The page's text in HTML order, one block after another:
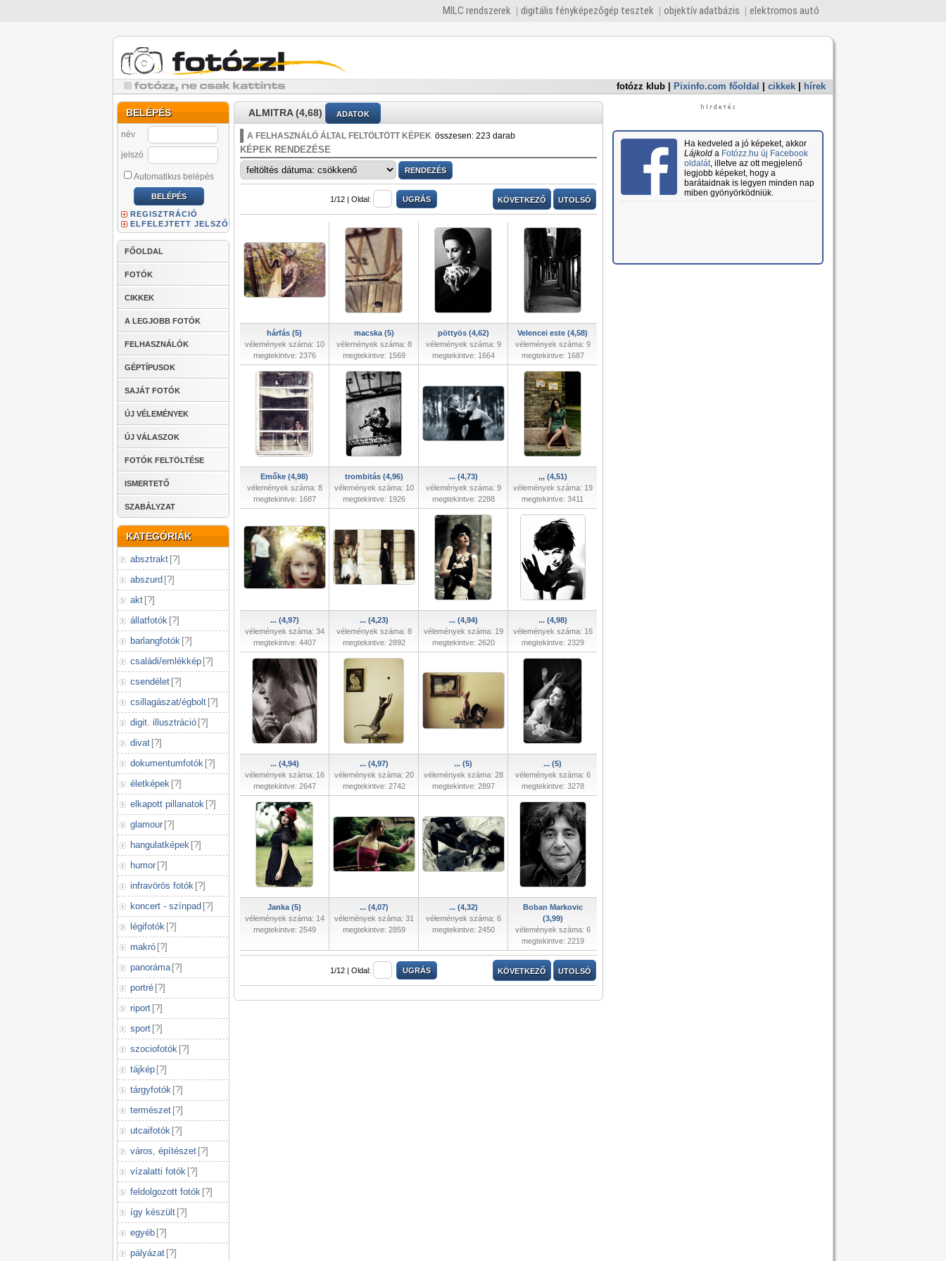
MILC rendszerek digitális fényképezőgép tesztek objektív adatbázis elektromos autó
fotózz klub Pixinfo.com főoldal cikkek hírek
BELÉPÉS
név
jelszó
Automatikus belépés
REGISZTRÁCIÓ
ELFELEJTETT JELSZÓ
FŐOLDAL
FOTÓK
CIKKEK
A LEGJOBB FOTÓK
FELHASZNÁLÓK
GÉPTÍPUSOK
SAJÁT FOTÓK
ÚJ VÉLEMÉNYEK
ÚJ VÁLASZOK
FOTÓK FELTÖLTÉSE
ISMERTETŐ
SZABÁLYZAT
KATEGÓRIÁK
absztrakt [?]
abszurd [?]
akt [?]
állatfotók [?]
barlangfotók [?]
családi/emlékkép [?]
csendélet [?]
csillagászat/égbolt [?]
digit. illusztráció [?]
divat [?]
dokumentumfotók [?]
életképek [?]
elkapott pillanatok [?]
glamour [?]
hangulatképek [?]
humor [?]
infravörös fotók [?]
koncert - színpad [?]
légifotók [?]
makró [?]
panoráma [?]
portré [?]
riport [?]
sport [?]
szociofotók [?]
tájkép [?]
tárgyfotók [?]
természet [?]
utcaifotók [?]
város, építészet [?]
vízalatti fotók [?]
feldolgozott fotók [?]
így készült [?]
egyéb [?]
pályázat [?]
ALMITRA (4,68) ADATOK
A FELHASZNÁLÓ ÁLTAL FELTÖLTÖTT KÉPEK összesen: 223 darab
KÉPEK RENDEZÉSE
1/12 | Oldal: KÖVETKEZŐ UTOLSÓ
hárfás (5)
vélemények száma: 10
megtekintve: 2376
macska (5)
vélemények száma: 8
megtekintve: 1569
pöttyös (4,62)
vélemények száma: 9
megtekintve: 1664
Velencei este (4,58)
vélemények száma: 9
megtekintve: 1687
Emőke (4,98)
vélemények száma: 8
megtekintve: 1687
trombitás (4,96)
vélemények száma: 10
megtekintve: 1926
... (4,73)
vélemények száma: 9
megtekintve: 2288
,,, (4,51)
vélemények száma: 19
megtekintve: 3411
... (4,97)
vélemények száma: 34
megtekintve: 4407
... (4,23)
vélemények száma: 8
megtekintve: 2892
... (4,94)
vélemények száma: 19
megtekintve: 2620
... (4,98)
vélemények száma: 16
megtekintve: 2329
... (4,94)
vélemények száma: 16
megtekintve: 2647
... (4,97)
vélemények száma: 20
megtekintve: 2742
... (5)
vélemények száma: 28
megtekintve: 2897
... (5)
vélemények száma: 6
megtekintve: 3278
Janka (5)
vélemények száma: 14
megtekintve: 2549
... (4,07)
vélemények száma: 31
megtekintve: 2859
... (4,32)
vélemények száma: 6
megtekintve: 2450
Boban Markovic
(3,99)
vélemények száma: 6
megtekintve: 2219
1/12 | Oldal: KÖVETKEZŐ UTOLSÓ
Ha kedveled a jó képeket, akkor
Lájkolda Fotózz.hu új Facebook
oldalát, illetve az ott megjelenő
legjobb képeket, hogy a
barátaidnak is legyen minden nap
miben gyönyörködniük.